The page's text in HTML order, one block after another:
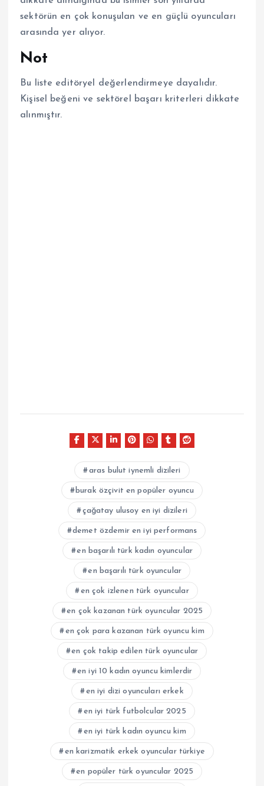
sektörün en çok konuşulan ve en güçlü oyuncuları
arasında yer alıyor.
Not
Bu liste editöryel değerlendirmeye dayalıdır.
Kişisel beğeni ve sektörel başarı kriterleri dikkate
alınmıştır.
aras bulut iynemli dizileri
burak özçivit en popüler oyuncu
çağatay ulusoy en iyi dizileri
demet özdemir en iyi performans
en başarılı türk kadın oyuncular
en başarılı türk oyuncular
en çok izlenen türk oyuncular
en çok kazanan türk oyuncular 2025
en çok para kazanan türk oyuncu kim
en çok takip edilen türk oyuncular
en iyi 10 kadın oyuncu kimlerdir
en iyi dizi oyuncuları erkek
en iyi türk futbolcular 2025
en iyi türk kadın oyuncu kim
en karizmatik erkek oyuncular türkiye
en popüler türk oyuncular 2025